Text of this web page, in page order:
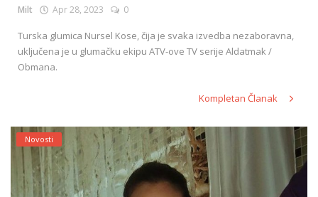
Milt Apr 28, 2023 0
Turska glumica Nursel Kose, čija je svaka izvedba nezaboravna,
uključena je u glumačku ekipu ATV-ove TV serije Aldatmak /
Obmana.
Kompletan Članak
Novosti